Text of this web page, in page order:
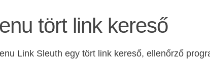
tört link kereső
Link Sleuth egy tört link kereső, ellenőrző